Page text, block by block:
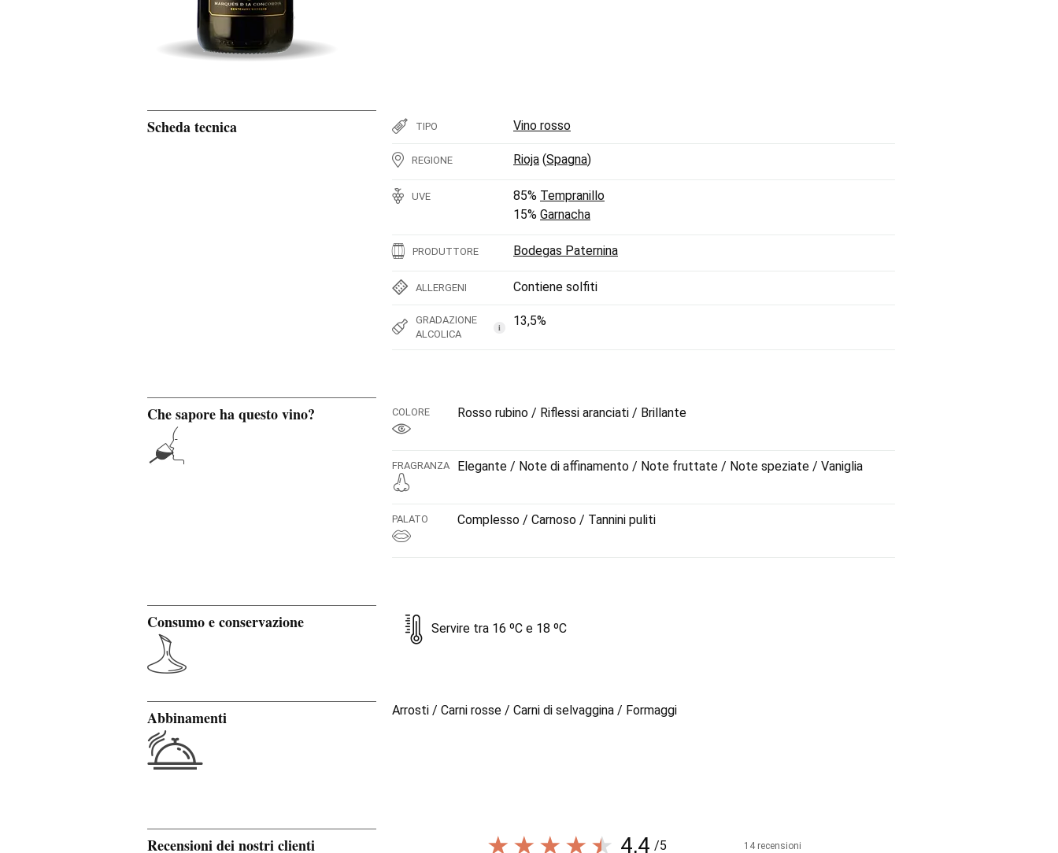
Scheda tecnica TIPO Vino rosso
REGIONE Rioja (Spagna)
UVE 85% Tempranillo
15% Garnacha
PRODUTTORE Bodegas Paternina
ALLERGENI Contiene solfiti
GRADAZIONE
ALCOLICA
i 13,5%
Che sapore ha questo vino? COLORE Rosso rubino / Riflessi aranciati / Brillante
FRAGRANZA Elegante / Note di affinamento / Note fruttate / Note speziate / Vaniglia
PALATO Complesso / Carnoso / Tannini puliti
Consumo e conservazione Servire tra 16 ºC e 18 ºC
Abbinamenti Arrosti / Carni rosse / Carni di selvaggina / Formaggi
Recensioni dei nostri clienti 4,4 /5 14 recensioni